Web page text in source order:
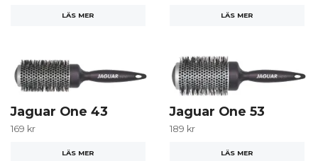
LÄS MER LÄS MER
Jaguar One 43
169 kr
LÄS MER
Jaguar One 53
189 kr
LÄS MER